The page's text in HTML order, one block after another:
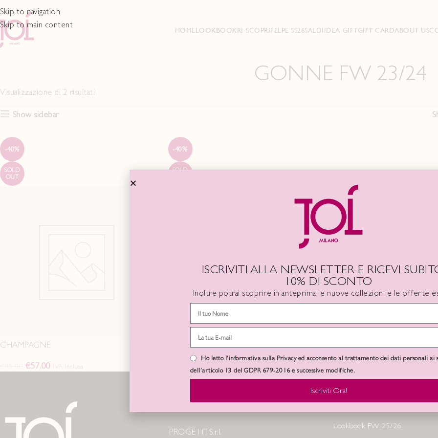
Skip to navigation
Skip to main content
HOMELOOKBOOKRI-SCOPRIFELPE SS26SALDI IDEA GIFTGIFT CARDABOUT US
GONNE FW 23/24
Visualizzazione di 2 risultati
Show sidebar
-40%
SOLD
OUT
CHAMPAGNE
€57.00
-40%
SOLD
140.00 € 84.00 IVA Inclusa
PROGETTI S.r.l.
Lookbook FW 25/26
ISCRIVITI ALLA NEWSLETTER E RICEVI
10% DI SCONTO
Inoltre potrai scoprire in anteprima le nuove collezioni e le offerte
Ho letto l'informativa sulla Privacy ed acconsento al trattamento dei dati personali ai
dell’articolo 13 del GDPR 679-2016 e successive modifiche.
Iscriviti Ora!